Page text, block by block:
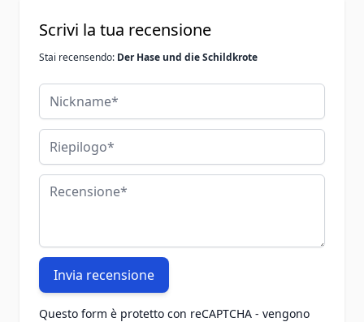
Scrivi la tua recensione
Stai recensendo: Der Hase und die Schildkrote
Nickname
Riepilogo
Recensione
Invia recensione
Questo form è protetto con reCAPTCHA - vengono